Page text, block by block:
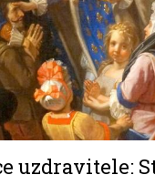
uzdravitele: